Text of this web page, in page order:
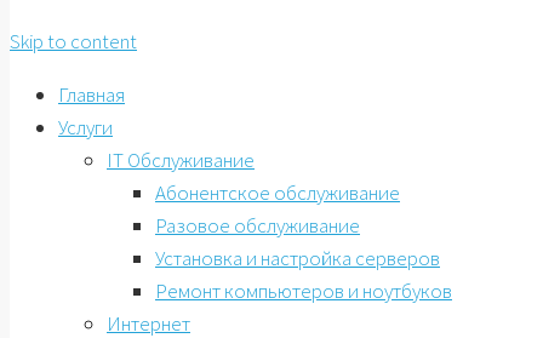
Skip to content
Главная
Услуги
IT Обслуживание
Абонентское обслуживание
Разовое обслуживание
Установка и настройка серверов
Ремонт компьютеров и ноутбуков
Интернет